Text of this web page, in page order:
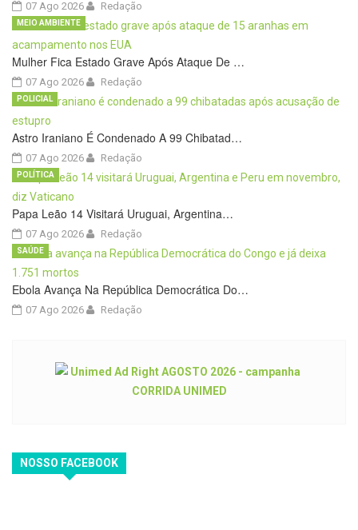
07 Ago 2026 Redação
Mulher Fica Estado Grave Após Ataque De …
07 Ago 2026
MEIO AMBIENTE
Redação
Astro Iraniano É Condenado A 99 Chibatad…
07 Ago 2026
POLICIAL
Redação
Papa Leão 14 Visitará Uruguai, Argentina…
07 Ago 2026
POLÍTICA
Redação
Ebola Avança Na República Democrática Do…
07 Ago 2026
SAÚDE
Redação
NOSSO FACEBOOK